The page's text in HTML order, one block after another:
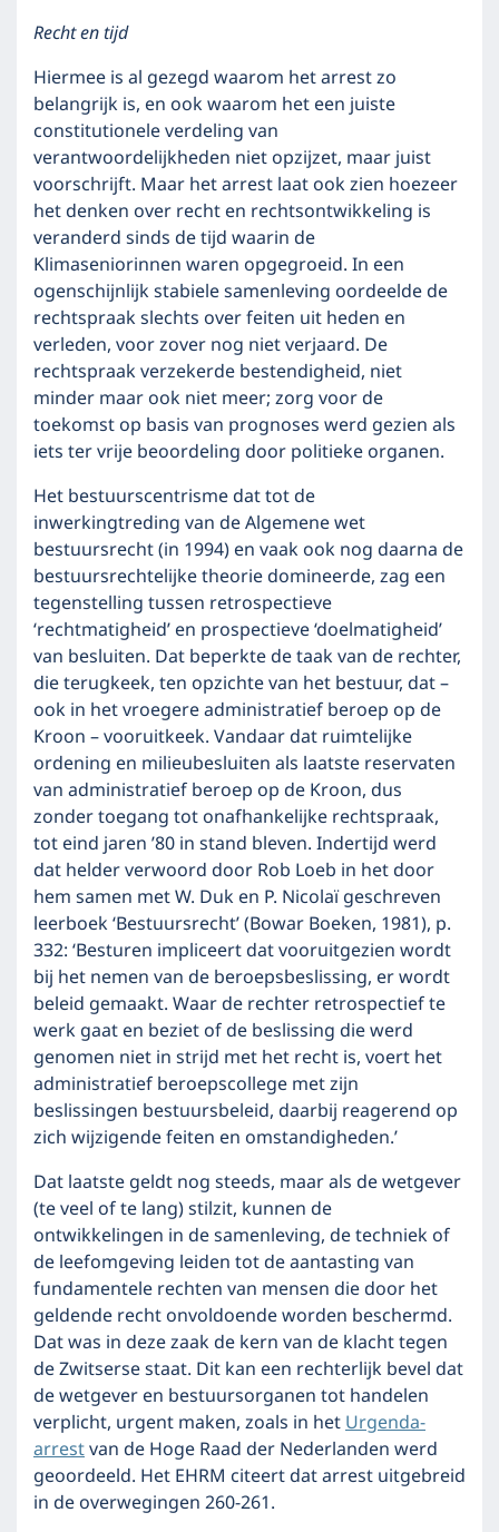
Recht en tijd
Hiermee is al gezegd waarom het arrest zo
belangrijk is, en ook waarom het een juiste
constitutionele verdeling van
verantwoordelijkheden niet opzijzet, maar juist
voorschrijft. Maar het arrest laat ook zien hoezeer
het denken over recht en rechtsontwikkeling is
veranderd sinds de tijd waarin de
Klimaseniorinnen waren opgegroeid. In een
ogenschijnlijk stabiele samenleving oordeelde de
rechtspraak slechts over feiten uit heden en
verleden, voor zover nog niet verjaard. De
rechtspraak verzekerde bestendigheid, niet
minder maar ook niet meer; zorg voor de
toekomst op basis van prognoses werd gezien als
iets ter vrije beoordeling door politieke organen.
Het bestuurscentrisme dat tot de
inwerkingtreding van de Algemene wet
bestuursrecht (in 1994) en vaak ook nog daarna de
bestuursrechtelijke theorie domineerde, zag een
tegenstelling tussen retrospectieve
‘rechtmatigheid’ en prospectieve ‘doelmatigheid’
van besluiten. Dat beperkte de taak van de rechter,
die terugkeek, ten opzichte van het bestuur, dat –
ook in het vroegere administratief beroep op de
Kroon – vooruitkeek. Vandaar dat ruimtelijke
ordening en milieubesluiten als laatste reservaten
van administratief beroep op de Kroon, dus
zonder toegang tot onafhankelijke rechtspraak,
tot eind jaren ’80 in stand bleven. Indertijd werd
dat helder verwoord door Rob Loeb in het door
hem samen met W. Duk en P. Nicolaï geschreven
leerboek ‘Bestuursrecht’ (Bowar Boeken, 1981), p.
332: ‘Besturen impliceert dat vooruitgezien wordt
bij het nemen van de beroepsbeslissing, er wordt
beleid gemaakt. Waar de rechter retrospectief te
werk gaat en beziet of de beslissing die werd
genomen niet in strijd met het recht is, voert het
administratief beroepscollege met zijn
beslissingen bestuursbeleid, daarbij reagerend op
zich wijzigende feiten en omstandigheden.’
Dat laatste geldt nog steeds, maar als de wetgever
(te veel of te lang) stilzit, kunnen de
ontwikkelingen in de samenleving, de techniek of
de leefomgeving leiden tot de aantasting van
fundamentele rechten van mensen die door het
geldende recht onvoldoende worden beschermd.
Dat was in deze zaak de kern van de klacht tegen
de Zwitserse staat. Dit kan een rechterlijk bevel dat
de wetgever en bestuursorganen tot handelen
verplicht, urgent maken, zoals in hetUrgenda-
arrestvan de Hoge Raad der Nederlanden werd
geoordeeld. Het EHRM citeert dat arrest uitgebreid
in de overwegingen 260-261.